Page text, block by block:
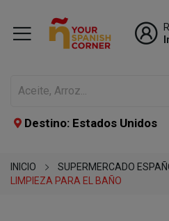
Destino: Estados Unidos
INICIO SUPERMERCADO
LIMPIEZA PARA EL BAÑO